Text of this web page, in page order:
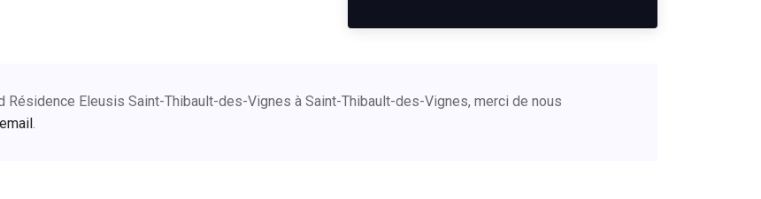
Résidence Eleusis Saint-Thibault-des-Vignes à Saint-Thibault-des-Vignes, merci de nous
email.